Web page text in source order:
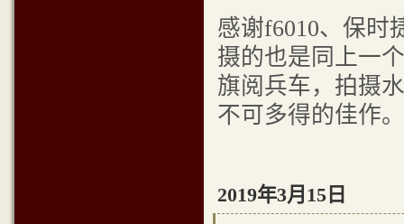
感谢f6010、保时
摄的也是同上一
旗阅兵车，拍摄
不可多得的佳作。
2019年3月15日